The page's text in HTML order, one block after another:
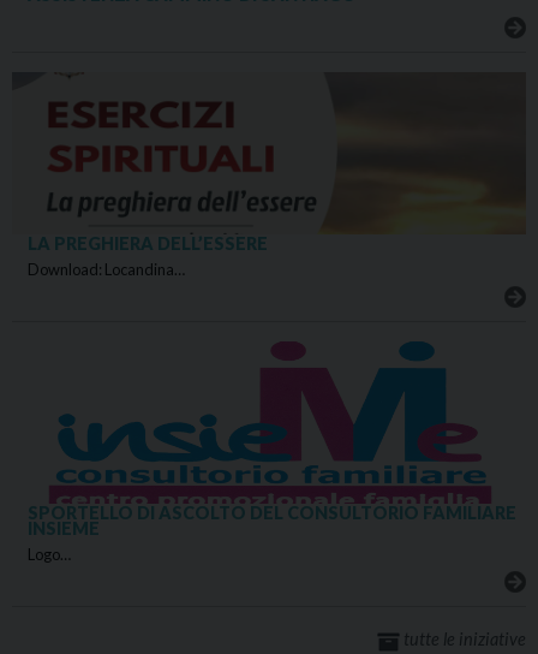
LA PREGHIERA DELL’ESSERE
Download: Locandina…
SPORTELLO DI ASCOLTO DEL CONSULTORIO FAMILIARE
INSIEME
Logo…
tutte le iniziative